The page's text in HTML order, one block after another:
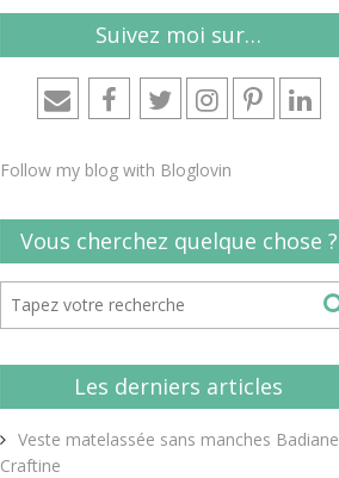
Suivez moi sur…
Follow my blog with Bloglovin
Vous cherchez quelque chose ?
Les derniers articles
Veste matelassée sans manches Badiane
Craftine